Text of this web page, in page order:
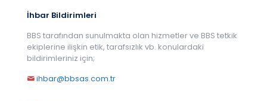
İhbar Bildirimleri
BBS tarafından sunulmakta olan hizmetler ve BBS tetkik
ekiplerine ilişkin etik, tarafsızlık vb. konulardaki
bildirimleriniz için;
ihbar@bbsas.com.tr